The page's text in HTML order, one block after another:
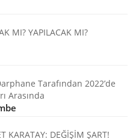
MI? YAPILACAK MI?
Tarafından 2022’de
Arasında
KARATAY: DEĞİŞİM ŞART!